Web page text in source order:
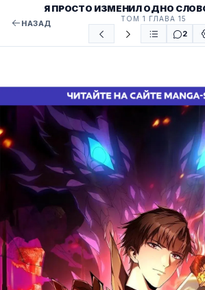
НАЗАД
Я ПРОСТО ИЗМЕНИЛ ОДНО
ТОМ 1 ГЛАВА 15
2